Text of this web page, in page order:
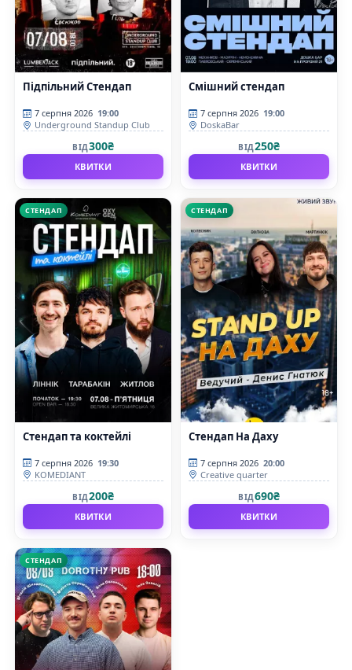
Підпільний Стендап
7 серпня 2026 19:00
Underground Standup Club
ВІД300₴
КВИТКИ
Смішний стендап
7 серпня 2026 19:00
DoskaBar
ВІД250₴
КВИТКИ
СТЕНДАП
Стендап та коктейлі
7 серпня 2026 19:30
KOMEDIANT
ВІД200₴
КВИТКИ
СТЕНДАП
Стендап На Даху
7 серпня 2026 20:00
Creative quarter
ВІД690₴
КВИТКИ
СТЕНДАП